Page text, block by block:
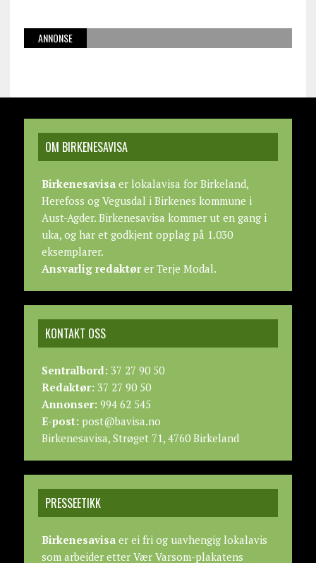
ANNONSE
OM BIRKENESAVISA
Birkenesavisaer lokalavisa for Birkeland,
Herefoss og Vegusdal i Birkenes kommune i
Aust-Agder. Birkenesavisa kommer ut en gang i
uka, og har et godkjent opplag på 1.030
eksemplarer.
Ansvarlig redaktører Terje Modal.
KONTAKT OSS
Sentralbord:37 27 90 50
Redaktør:37 27 90 50
Annonser:994 62 545
E-post:post@bavisa.no
Birkenesavisa, Strøget 71, 4760 Birkeland
PRESSEETIKK
Birkenesavisaer ei fri og uavhengig lokalavis
som arbeider etter Vær Varsom-plakatens